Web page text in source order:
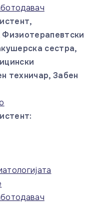
сестра,
техничар, Забен